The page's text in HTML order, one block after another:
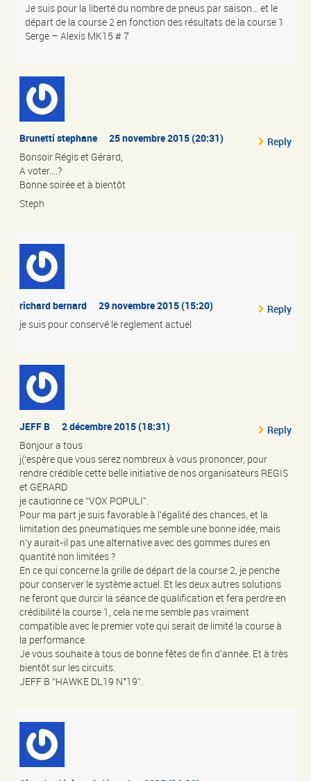
Je suis pour la liberté du nombre de pneus par saison… et le
départ de la course 2 en fonction des résultats de la course 1
Serge – Alexis MK15 # 7
Brunetti stephane 25 novembre 2015 (20:31)
Reply
Bonsoir Régis et Gérard,
A voter….?
Bonne soirée et à bientôt
Steph
richard bernard 29 novembre 2015 (15:20)
Reply
je suis pour conservé le reglement actuel
JEFF B 2 décembre 2015 (18:31)
Reply
Bonjour a tous
j(‘espère que vous serez nombreux à vous prononcer, pour
rendre crédible cette belle initiative de nos organisateurs REGIS
et GERARD
je cautionne ce “VOX POPULI”.
Pour ma part je suis favorable à l’égalité des chances, et la
limitation des pneumatiques me semble une bonne idée, mais
n’y aurait-il pas une alternative avec des gommes dures en
quantité non limitées ?
En ce qui concerne la grille de départ de la course 2, je penche
pour conserver le système actuel. Et les deux autres solutions
ne feront que durcir la séance de qualification et fera perdre en
crédibilité la course 1, cela ne me semble pas vraiment
compatible avec le premier vote qui serait de limité la course à
la performance.
Je vous souhaite à tous de bonne fêtes de fin d’année. Et à très
bientôt sur les circuits.
JEFF B “HAWKE DL19 N°19”.